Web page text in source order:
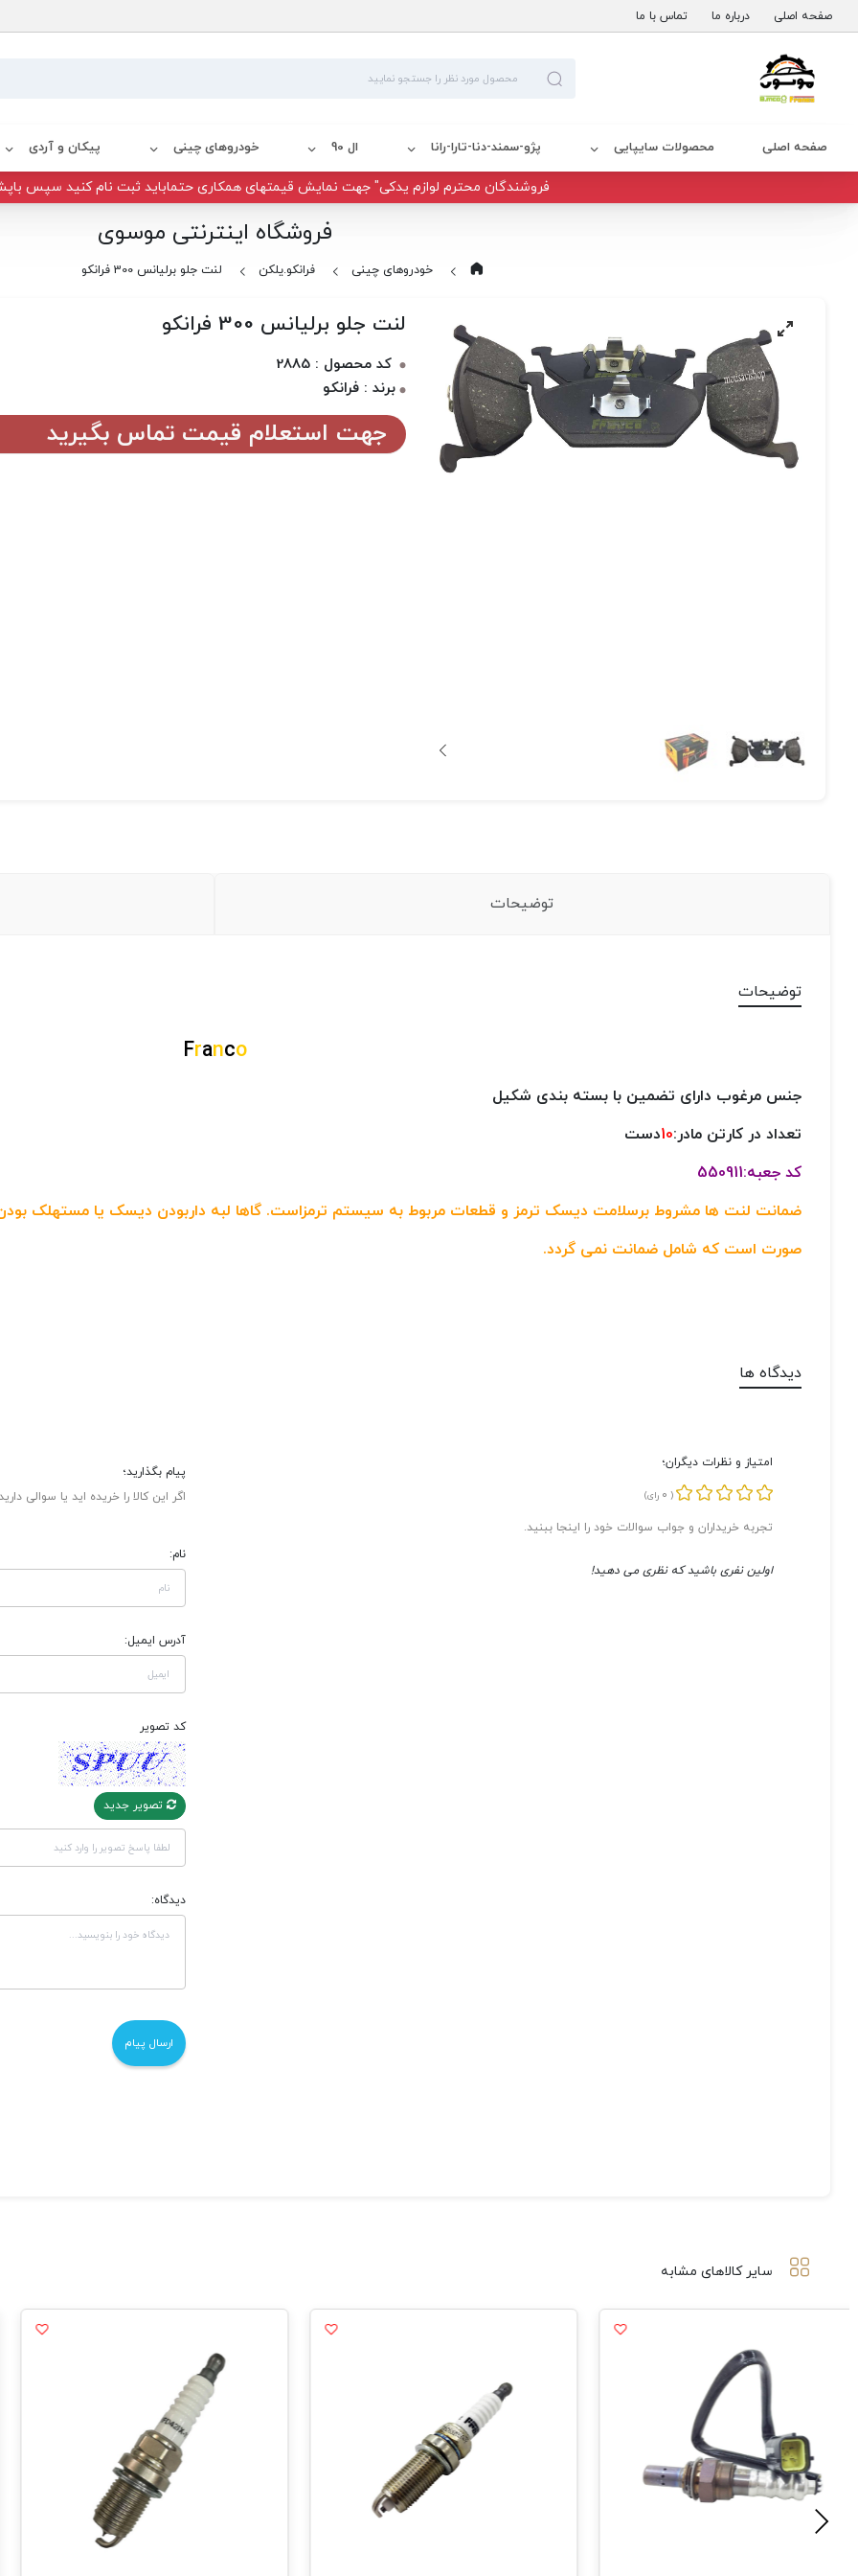
صفحه اصلی درباره ما تماس با ما
صفحه اصلی محصولات سایپایی پژو-سمند-دنا-تارا-رانا ال 90 خودروهای چینی پیکان و آردی
فروشندگان محترم لوازم یدکی" جهت نمایش قیمتهای همکاری حتماباید ثبت نام کنید سپس
فروشگاه اینترنتی موسوی
خودروهای چینی فرانکو.یلکن لنت جلو برلیانس 300 فرانکو
لنت جلو برلیانس 300 فرانکو
کد محصول : 2885
برند : فرانکو
جهت استعلام قیمت تماس بگیرید
توضیحات
توضیحات
Franco
جنس مرغوب دارای تضمین با بسته بندی شکیل
تعداد در کارتن مادر:10دست
کد جعبه:550911
ضمانت لنت ها مشروط برسلامت دیسک ترمز و قطعات مربوط به سیستم ترمزاست. گاها لبه داربودن دیسک یا مستهلک
صورت است که شامل ضمانت نمی گردد.
دیدگاه ها
امتیاز و نظرات دیگران؛
(
0 رای)
تجربه خریداران و جواب سوالات خود را اینجا ببنید.
اولین نفری باشید که نظری می دهید!
پیام بگذارید؛
اگر این کالا را خریده اید یا سوالی
نام:
آدرس ایمیل:
کد تصویر
تصویر جدید
دیدگاه:
سایر کالاهای مشابه